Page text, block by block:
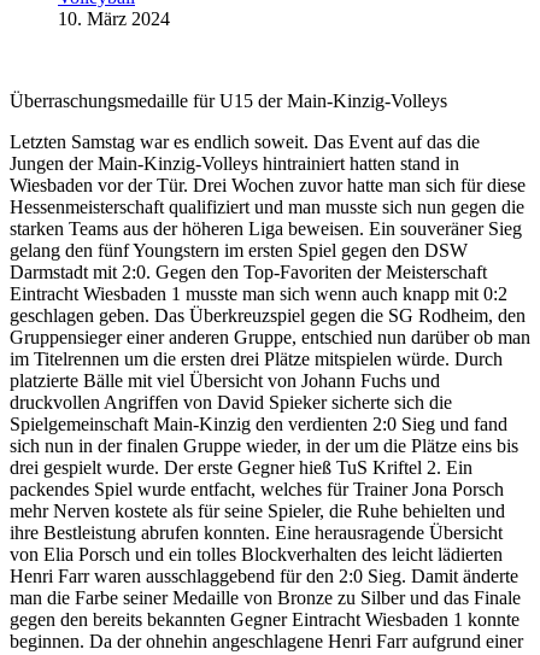
10. März 2024
Überraschungsmedaille für U15 der Main-Kinzig-Volleys
Letzten Samstag war es endlich soweit. Das Event auf das die
Jungen der Main-Kinzig-Volleys hintrainiert hatten stand in
Wiesbaden vor der Tür. Drei Wochen zuvor hatte man sich für diese
Hessenmeisterschaft qualifiziert und man musste sich nun gegen die
starken Teams aus der höheren Liga beweisen. Ein souveräner Sieg
gelang den fünf Youngstern im ersten Spiel gegen den DSW
Darmstadt mit 2:0. Gegen den Top-Favoriten der Meisterschaft
Eintracht Wiesbaden 1 musste man sich wenn auch knapp mit 0:2
geschlagen geben. Das Überkreuzspiel gegen die SG Rodheim, den
Gruppensieger einer anderen Gruppe, entschied nun darüber ob man
im Titelrennen um die ersten drei Plätze mitspielen würde. Durch
platzierte Bälle mit viel Übersicht von Johann Fuchs und
druckvollen Angriffen von David Spieker sicherte sich die
Spielgemeinschaft Main-Kinzig den verdienten 2:0 Sieg und fand
sich nun in der finalen Gruppe wieder, in der um die Plätze eins bis
drei gespielt wurde. Der erste Gegner hieß TuS Kriftel 2. Ein
packendes Spiel wurde entfacht, welches für Trainer Jona Porsch
mehr Nerven kostete als für seine Spieler, die Ruhe behielten und
ihre Bestleistung abrufen konnten. Eine herausragende Übersicht
von Elia Porsch und ein tolles Blockverhalten des leicht lädierten
Henri Farr waren ausschlaggebend für den 2:0 Sieg. Damit änderte
man die Farbe seiner Medaille von Bronze zu Silber und das Finale
gegen den bereits bekannten Gegner Eintracht Wiesbaden 1 konnte
beginnen. Da der ohnehin angeschlagene Henri Farr aufgrund einer